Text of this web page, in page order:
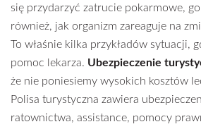
się przydarzyć zatrucie pokarmowe,
również, jak organizm zareaguje na
To właśnie kilka przykładów sytuacji,
pomoc lekarza. Ubezpieczenie
że nie poniesiemy wysokich kosztów
Polisa turystyczna zawiera
ratownictwa, assistance, pomocy